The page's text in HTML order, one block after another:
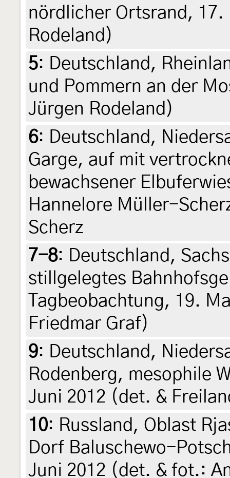
nördlicher Ortsrand,
Rodeland)
5: Deutschland,
und Pommern an der
Jürgen Rodeland)
6: Deutschland,
Garge, auf mit
bewachsener
Hannelore Müller-
Scherz
7-8: Deutschland,
stillgelegtes
Tagbeobachtung, 19.
Friedmar Graf)
9: Deutschland,
Rodenberg, mesophile
Juni 2012 (det. &
10: Russland, Oblast
Dorf Baluschewo-
Juni 2012 (det. & fot.: